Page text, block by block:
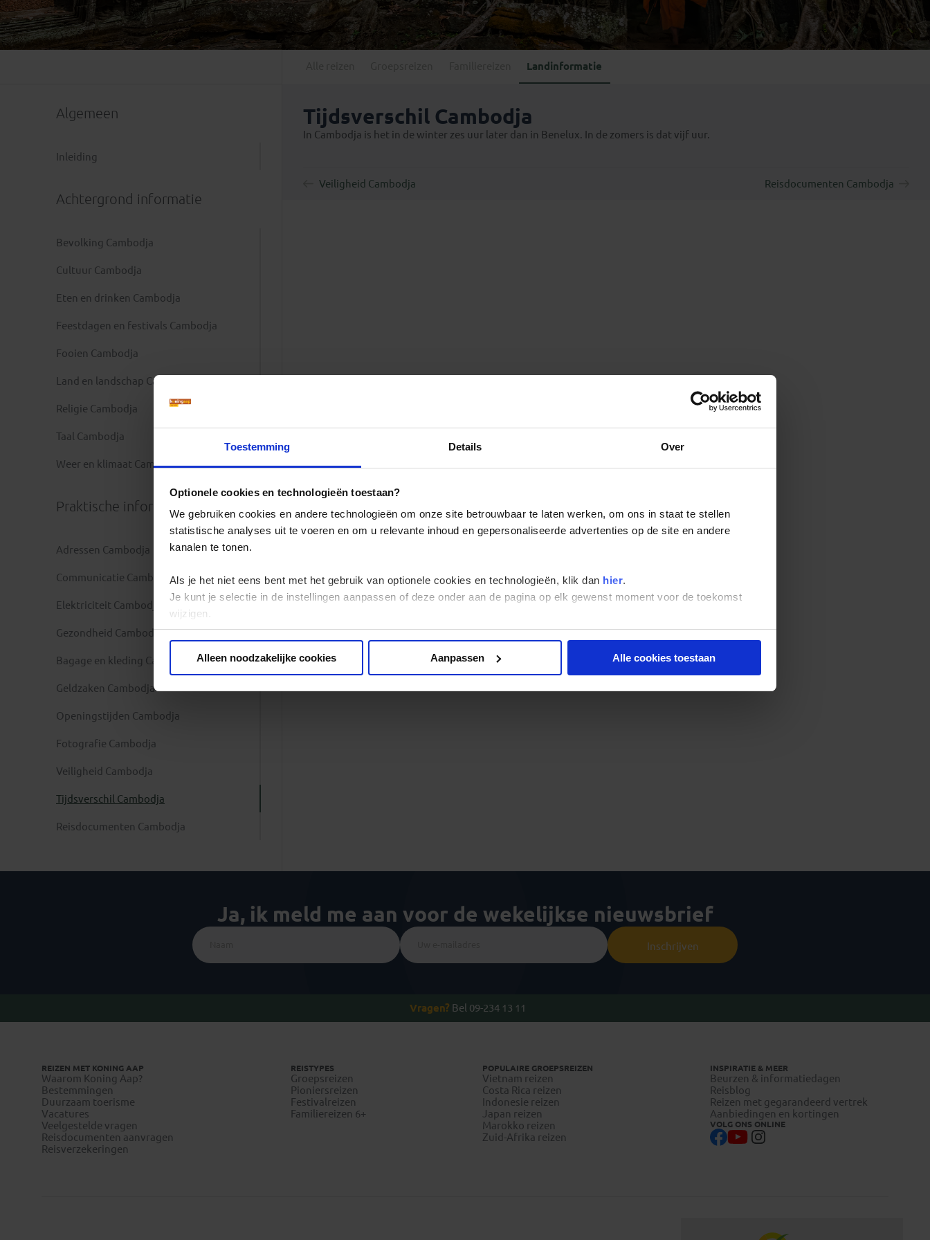
Toestemming Details Over
Optionele cookies en technologieën toestaan?
We gebruiken cookies en andere technologieën om onze site betrouwbaar te laten werken, om ons in staat te stellen
statistische analyses uit te voeren en om u relevante inhoud en gepersonaliseerde advertenties op de site en andere
kanalen te tonen.
Als je het niet eens bent met het gebruik van optionele cookies en technologieën, klik dan hier.
Je kunt je selectie in de instellingen aanpassen of deze onder aan de pagina op elk gewenst moment voor de toekomst
wijzigen.
Alleen noodzakelijke cookies
Aanpassen Alle cookies toestaan
Mongolië(1)
Nepal (6)
Tadzjikistan(1)
(8)
Tanzania(1)
Zimbabwe
(2)
Mexico(4)
Paraguay (1)
Georgië(4)
IJsland
Moldavië(1)
Emiraten
(1)
Landinformatie
Algemeen
Inleiding
Achtergrond informatie
Bevolking Cambodja
Cultuur Cambodja
Eten en drinken Cambodja
Feestdagen en festivals Cambodja
Fooien Cambodja
Land en landschap Cambodja
Religie Cambodja
Taal Cambodja
Weer en klimaat Cambodja
Praktische informatie
Adressen Cambodja
Communicatie Cambodja
Elektriciteit Cambodja
Gezondheid Cambodja
Bagage en kleding Cambodja
Geldzaken Cambodja
Openingstijden Cambodja
Fotografie Cambodja
Veiligheid Cambodja
Tijdsverschil Cambodja
Reisdocumenten Cambodja
Tijdsverschil Cambodja
In Cambodja is het in de winter zes uur later dan in Benelux. In de zomers is dat vijf uur.
Veiligheid Cambodja Reisdocumenten Cambodja
Ja, ik meld me aan voor de wekelijkse nieuwsbrief
Inschrijven
Vragen? Bel 09-234 13 11
REIZEN MET KONING AAP
Waarom Koning Aap?
Bestemmingen
Duurzaam toerisme
Vacatures
Veelgestelde vragen
Reisdocumenten aanvragen
Reisverzekeringen
REISTYPES
Groepsreizen
Pioniersreizen
Festivalreizen
Familiereizen 6+
POPULAIRE GROEPSREIZEN
Vietnam reizen
Costa Rica reizen
Indonesie reizen
Japan reizen
Marokko reizen
Zuid-Afrika reizen
INSPIRATIE & MEER
Beurzen & informatiedagen
Reisblog
Reizen met gegarandeerd vertrek
Aanbiedingen en kortingen
VOLG ONS ONLINE